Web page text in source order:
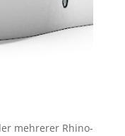
mehrerer Rhino-